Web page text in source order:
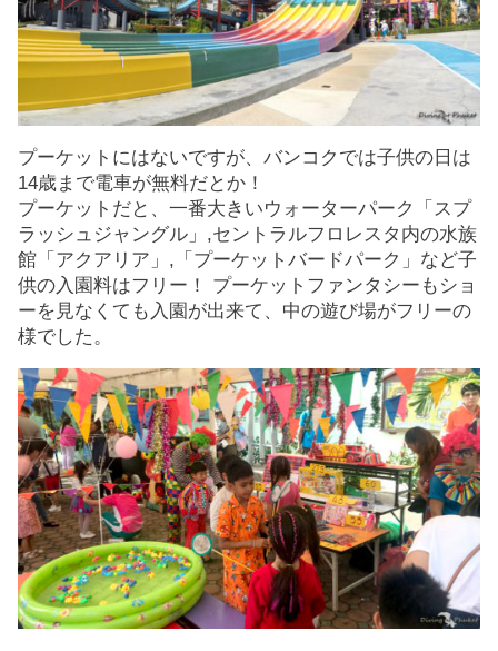
プーケットにはないですが、バンコクでは子供の日は
14歳まで電車が無料だとか！
プーケットだと、一番大きいウォーターパーク「スプ
ラッシュジャングル」,セントラルフロレスタ内の水族
館「アクアリア」,「プーケットバードパーク」など子
供の入園料はフリー！ プーケットファンタシーもショ
ーを見なくても入園が出来て、中の遊び場がフリーの
様でした。